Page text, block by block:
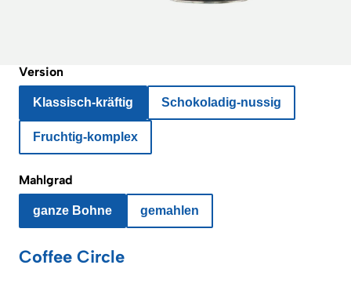
Version
Klassisch-kräftig Schokoladig-nussig
Fruchtig-komplex
Mahlgrad
ganze Bohne gemahlen
Coffee Circle